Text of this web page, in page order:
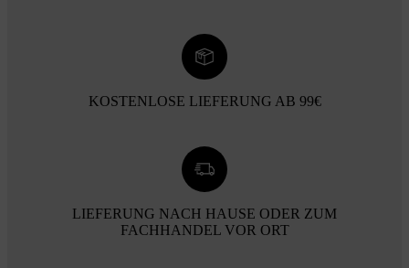
KOSTENLOSE LIEFERUNG AB 99€
LIEFERUNG NACH HAUSE ODER ZUM
FACHHANDEL VOR ORT